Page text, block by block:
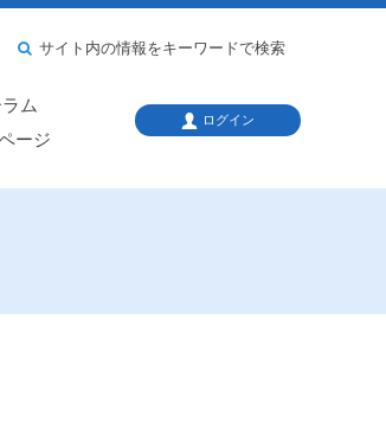
ム
ージ
サイト内の情報をキーワードで検索
ログイン